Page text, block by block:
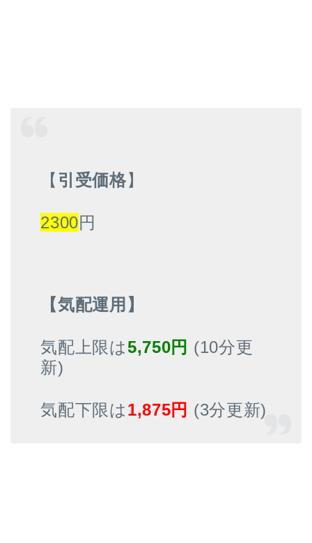
【 引受価格】
2300円
【気配運用】
気配上限は5,750円 (10分更
新)
気配下限は1,875円 (3分更新)